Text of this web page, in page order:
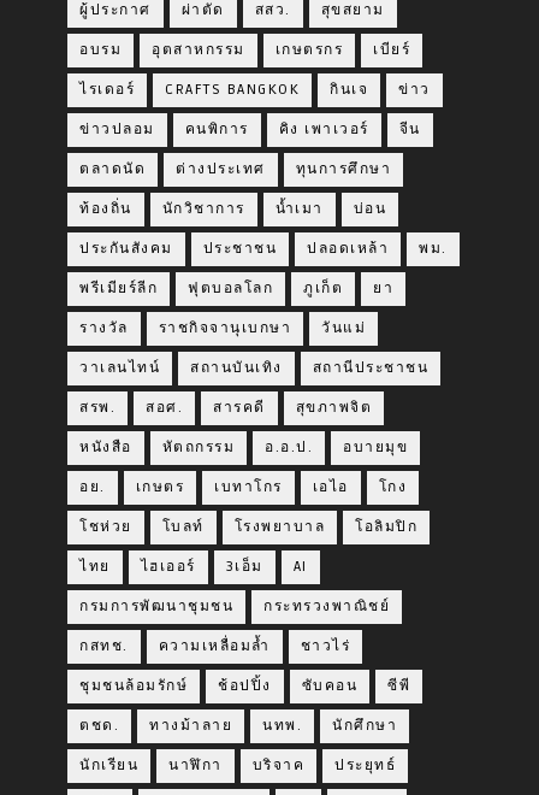
ผู้ประกาศ ผ่าตัด สสว. สุขสยาม
อบรม อุตสาหกรรม เกษตรกร เบียร์
ไรเดอร์ CRAFTS BANGKOK กินเจ ข่าว
ข่าวปลอม คนพิการ คิง เพาเวอร์ จีน
ตลาดนัด ต่างประเทศ ทุนการศึกษา
ท้องถิ่น นักวิชาการ น้ำเมา บ่อน
ประกันสังคม ประชาชน ปลอดเหล้า พม.
พรีเมียร์ลีก ฟุตบอลโลก ภูเก็ต ยา
รางวัล ราชกิจจานุเบกษา วันแม่
วาเลนไทน์ สถานบันเทิง สถานีประชาชน
สรพ. สอศ. สารคดี สุขภาพจิต
หนังสือ หัตถกรรม อ.อ.ป. อบายมุข
อย. เกษตร เบทาโกร เอไอ โกง
โชห่วย โบลท์ โรงพยาบาล โอลิมปิก
ไทย ไฮเออร์ 3เอ็ม AI
กรมการพัฒนาชุมชน กระทรวงพาณิชย์
กสทช. ความเหลื่อมล้ำ ชาวไร่
ชุมชนล้อมรักษ์ ช้อปปิ้ง ซับคอน ซีพี
ตชด. ทางม้าลาย นทพ. นักศึกษา
นักเรียน นาฬิกา บริจาค ประยุทธ์